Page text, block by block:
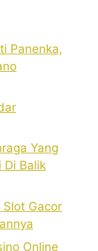
Panenka,
Yang
Di Balik
Gacor
Online